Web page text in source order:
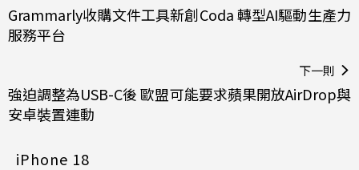
Grammarly收購文件工具新創Coda 轉型AI驅動生產力
服務平台
下一則
強迫調整為USB-C後 歐盟可能要求蘋果開放AirDrop與
安卓裝置連動
iPhone 18